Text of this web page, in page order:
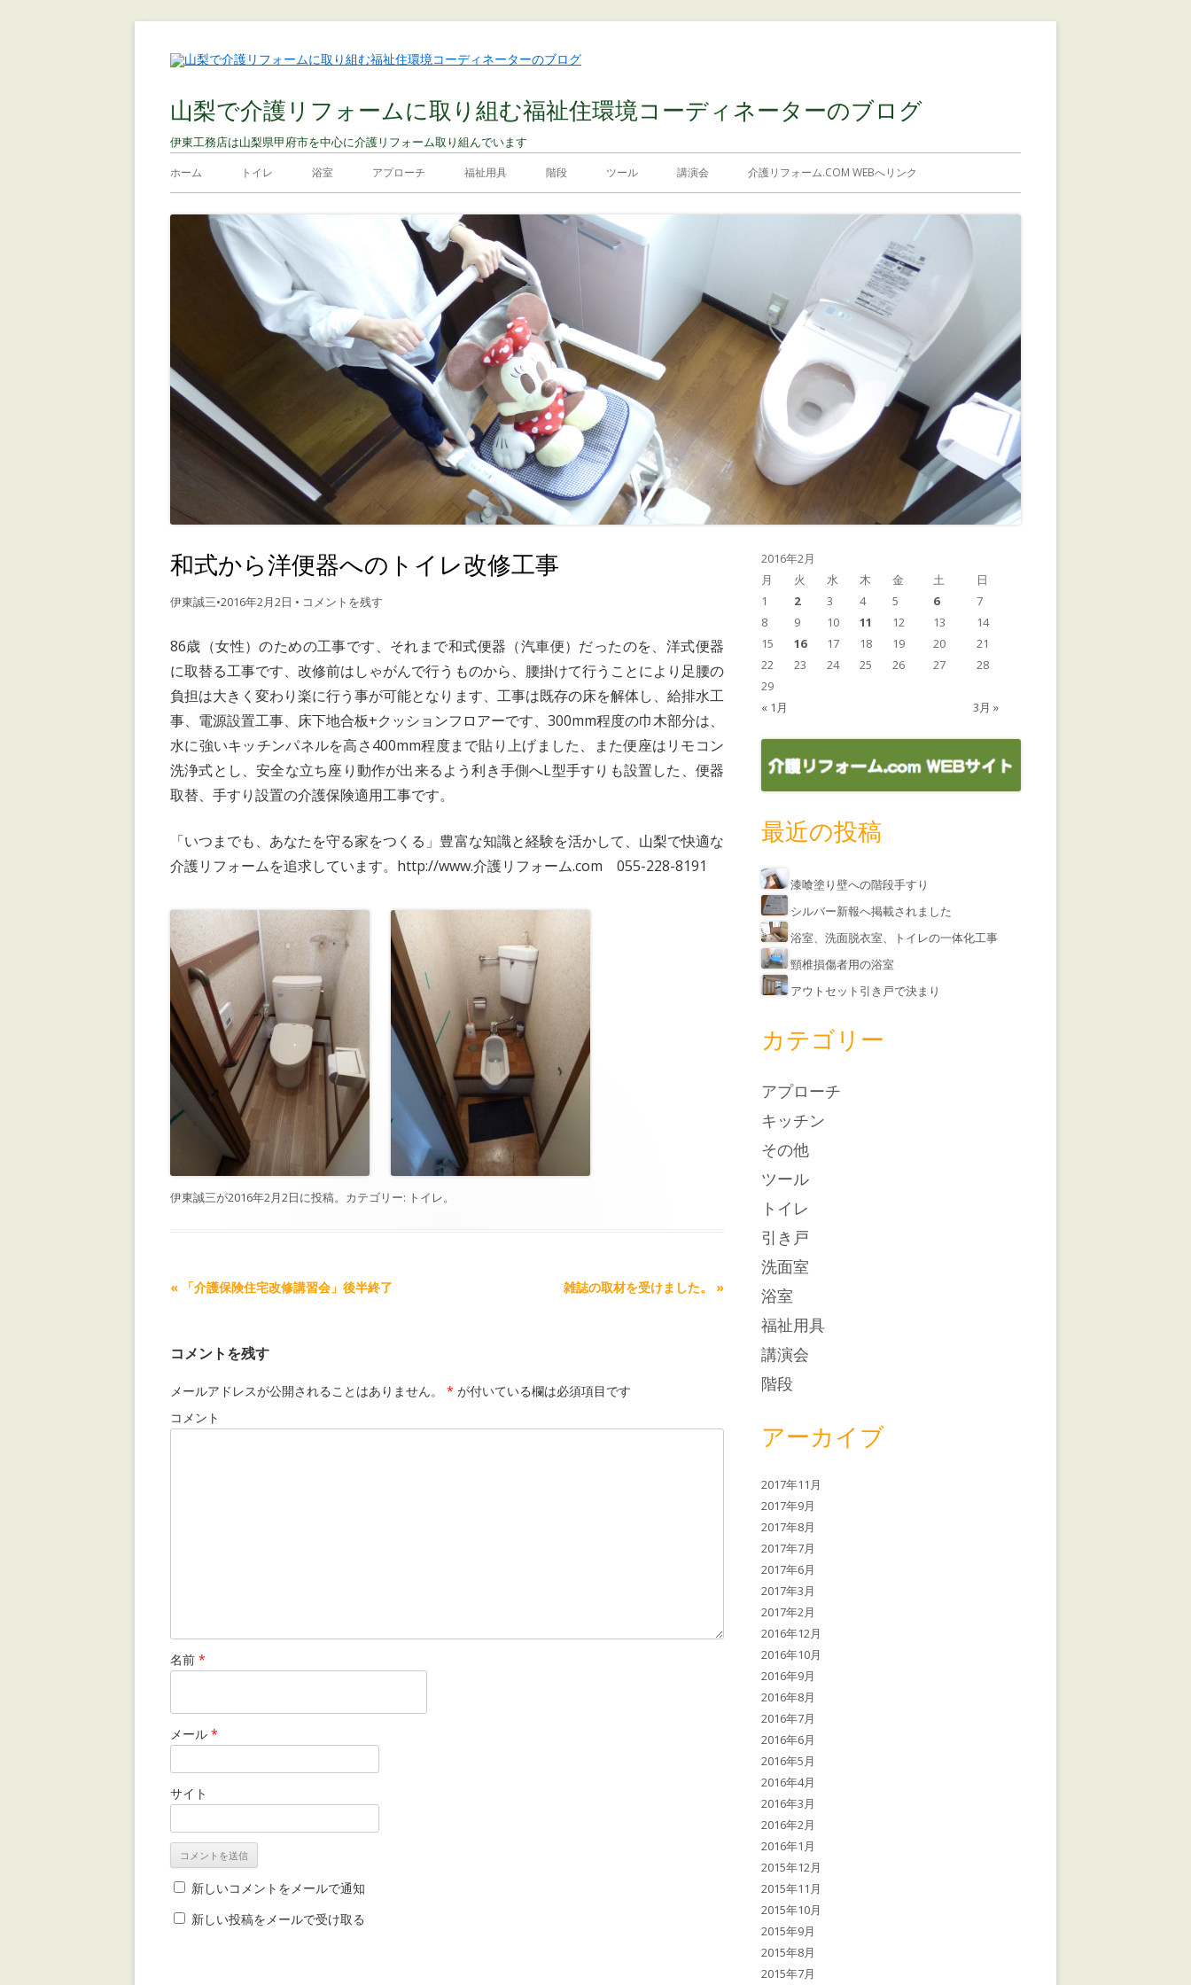
山梨で介護リフォームに取り組む福祉住環境コーディネーターのブログ
伊東工務店は山梨県甲府市を中心に介護リフォーム取り組んでいます
ホーム トイレ 浴室 アプローチ 福祉用具 階段 ツール 講演会 介護リフォーム.COM WEBへリンク
和式から洋便器へのトイレ改修工事
伊東誠三•2016年2月2日 • コメントを残す
86歳（女性）のための工事です、それまで和式便器（汽車便）だったのを、洋式便器
に取替る工事です、改修前はしゃがんで行うものから、腰掛けて行うことにより足腰の
負担は大きく変わり楽に行う事が可能となります、工事は既存の床を解体し、給排水工
事、電源設置工事、床下地合板+クッションフロアーです、300mm程度の巾木部分は、
水に強いキッチンパネルを高さ400mm程度まで貼り上げました、また便座はリモコン
洗浄式とし、安全な立ち座り動作が出来るよう利き手側へL型手すりも設置した、便器
取替、手すり設置の介護保険適用工事です。
「いつまでも、あなたを守る家をつくる」豊富な知識と経験を活かして、山梨で快適な
介護リフォームを追求しています。http://www.介護リフォーム.com 055-228-8191
伊東誠三が2016年2月2日に投稿。カテゴリー: トイレ。
記事ナビゲーション
« 「介護保険住宅改修講習会」後半終了 雑誌の取材を受けました。 »
コメントを残す
メールアドレスが公開されることはありません。 * が付いている欄は必須項目です
コメント
名前 *
メール *
サイト
新しいコメントをメールで通知
新しい投稿をメールで受け取る
2016年2月
月
火 水 木 金 土 日
« 1月 3月 »
1 2 3 4 5 6
7
8
9 10 11 12 13
14
15
16 17 18 19 20
21
22
23 24 25 26 27
28
29
最近の投稿
漆喰塗り壁への階段手すり
シルバー新報へ掲載されました
浴室、洗面脱衣室、トイレの一体化工事
頸椎損傷者用の浴室
アウトセット引き戸で決まり
カテゴリー
アプローチ
キッチン
その他
ツール
トイレ
引き戸
洗面室
浴室
福祉用具
講演会
階段
アーカイブ
2017年11月
2017年9月
2017年8月
2017年7月
2017年6月
2017年3月
2017年2月
2016年12月
2016年10月
2016年9月
2016年8月
2016年7月
2016年6月
2016年5月
2016年4月
2016年3月
2016年2月
2016年1月
2015年12月
2015年11月
2015年10月
2015年9月
2015年8月
2015年7月